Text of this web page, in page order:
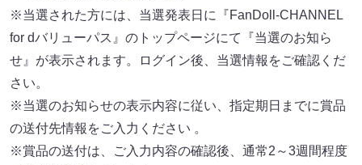
※当選された方には、当選発表日に『FanDoll-CHANNEL
for dバリューパス』のトップページにて『当選のお知ら
せ』が表示されます。ログイン後、当選情報をご確認くだ
さい。
※当選のお知らせの表示内容に従い、指定期日までに賞品
の送付先情報をご入力ください 。
※賞品の送付は、ご入力内容の確認後、通常2～3週間程度